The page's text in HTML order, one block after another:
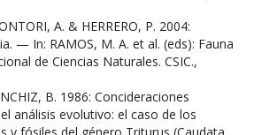
A. & HERRERO, P. 2004:
— In: RAMOS, M. A. et al. (eds): Fauna
de Ciencias Naturales. CSIC.,
B. 1986: Concideraciones
análisis evolutivo: el caso de los
y fósiles del género Triturus (Caudata,